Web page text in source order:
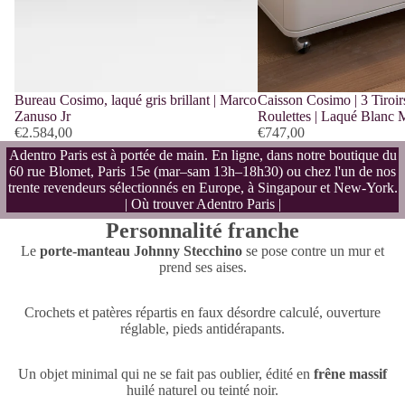
Bureau Cosimo, laqué gris brillant | Marco
Zanuso Jr
€2.584,00
Caisson Cosimo | 3
Roulettes | Laqué Blanc
€747,00
Adentro Paris est à portée de main. En ligne, dans notre boutique du
60 rue Blomet, Paris 15e (mar–sam 13h–18h30) ou chez l'un de nos
trente revendeurs sélectionnés en Europe, à Singapour et New-York.
| Où trouver Adentro Paris |
Personnalité franche
Le porte-manteau Johnny Stecchino se pose contre un mur et
prend ses aises.
Crochets et patères répartis en faux désordre calculé, ouverture
réglable, pieds antidérapants.
Un objet minimal qui ne se fait pas oublier, édité en frêne massif
huilé naturel ou teinté noir.